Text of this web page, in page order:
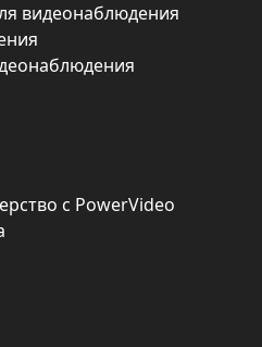
видеонаблюдения
с PowerVideo